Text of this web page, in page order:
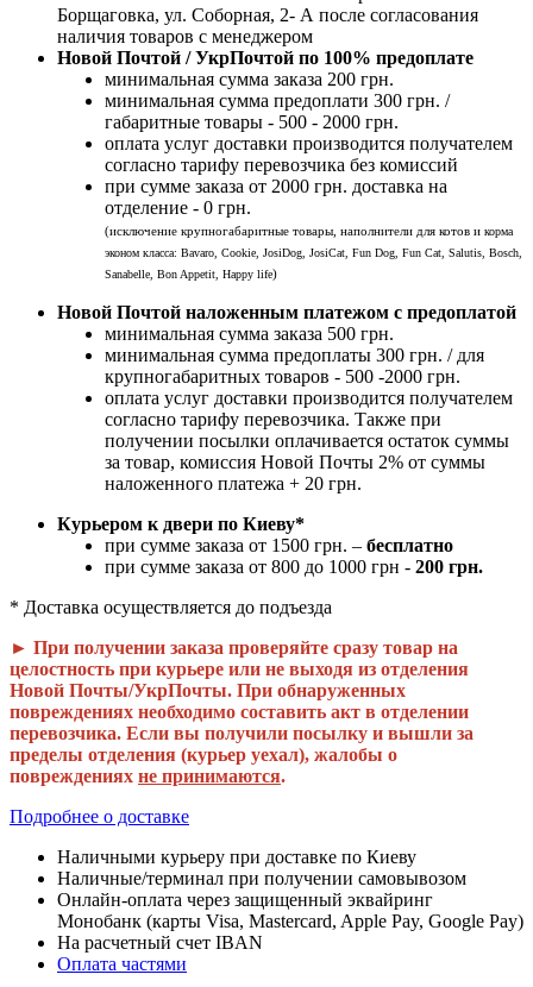
Борщаговка, ул. Соборная, 2- А после согласования
наличия товаров с менеджером
Новой Почтой / УкрПочтой по 100% предоплате
минимальная сумма заказа 200 грн.
минимальная сумма предоплати 300 грн. /
габаритные товары - 500 - 2000 грн.
оплата услуг доставки производится получателем
согласно тарифу перевозчика без комиссий
при сумме заказа от 2000 грн. доставка на
отделение - 0 грн.
(исключение крупногабаритные товары, наполнители для котов и корма
эконом класса: Bavaro, Cookie, JosiDog, JosiCat, Fun Dog, Fun Cat, Salutis, Bosch,
Sanabelle, Bon Appetit, Happy life)
Новой Почтой наложенным платежом с предоплатой
минимальная сумма заказа 500 грн.
минимальная сумма предоплаты 300 грн. / для
крупногабаритных товаров - 500 -2000 грн.
оплата услуг доставки производится получателем
согласно тарифу перевозчика. Также при
получении посылки оплачивается остаток суммы
за товар, комиссия Новой Почты 2% от суммы
наложенного платежа + 20 грн.
Курьером к двери по Киеву*
при сумме заказа от 1500 грн. – бесплатно
при сумме заказа от 800 до 1000 грн - 200 грн.
* Доставка осуществляется до подъезда
► При получении заказа проверяйте сразу товар на
целостность при курьере или не выходя из отделения
Новой Почты/УкрПочты. При обнаруженных
повреждениях необходимо составить акт в отделении
перевозчика. Если вы получили посылку и вышли за
пределы отделения (курьер уехал), жалобы о
повреждениях не принимаются.
Подробнее о доставке
Наличными курьеру при доставке по Киеву
Наличные/терминал при получении самовывозом
Онлайн-оплата через защищенный эквайринг
Монобанк (карты Visa, Mastercard, Apple Pay, Google Pay)
На расчетный счет IBAN
Оплата частями